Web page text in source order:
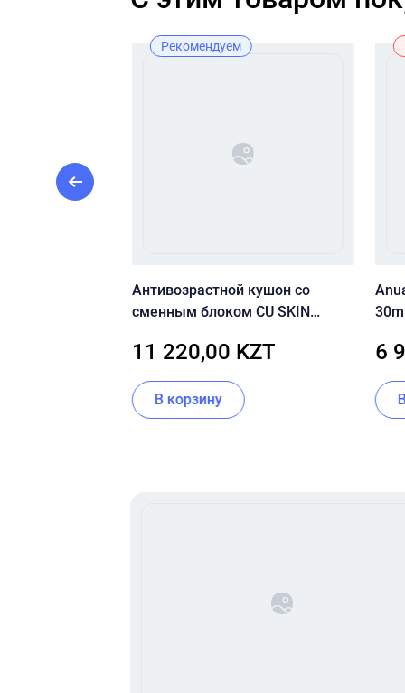
Рекомендуем
Антивозрастной кушон со
сменным блоком CU SKIN
PACT (SPF50+/PA+++) 23 тон
11 220,00 KZT
В корзину
30m
6